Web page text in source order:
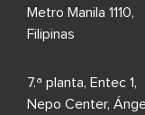
Metro Manila 1110,
Filipinas
7.ª planta, Entec 1,
Nepo Center,